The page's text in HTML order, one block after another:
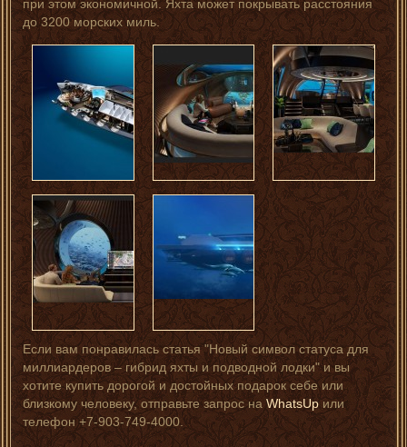
при этом экономичной. Яхта может покрывать расстояния
до 3200 морских миль.
Если вам понравилась статья "Новый символ статуса для
миллиардеров – гибрид яхты и подводной лодки" и вы
хотите купить дорогой и достойных подарок себе или
близкому человеку, отправьте запрос на WhatsUpили
телефон +7-903-749-4000.